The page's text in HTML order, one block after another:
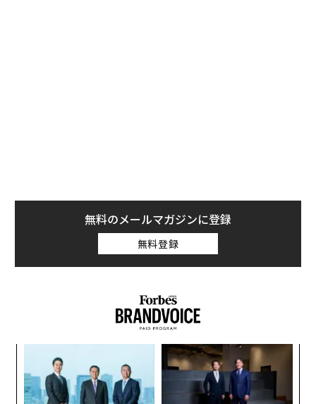
る商用データ、そして大規模な企業関係マッピングが組
み合わさることで、相互につながる企業や市場をリスク
がどのように伝播していくかを、これまで実現が難しか
った可視性の水準で追跡できるようになった。
この視野の広がりにより、リスクに対する理解のあり方
も変わる。AI時代における企業リスクを理解するための
より包括的なフレームワークは、以下の5つの次元から
1. 事業体とアイデンティティのリスク
無料のメールマガジンに登録
無料登録